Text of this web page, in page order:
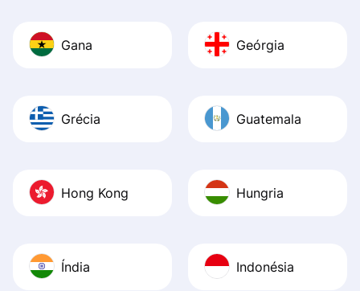
Gana Geórgia
Grécia Guatemala
Hong Kong Hungria
Índia Indonésia